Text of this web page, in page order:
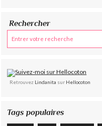
Rechercher
Retrouvez Lindanita sur Hellocoton
Tags populaires